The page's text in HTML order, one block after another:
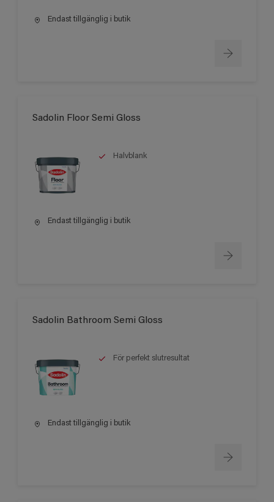
Endast tillgänglig i butik
Sadolin Floor Semi Gloss
Halvblank
Endast tillgänglig i butik
Sadolin Bathroom Semi Gloss
För perfekt slutresultat
Endast tillgänglig i butik